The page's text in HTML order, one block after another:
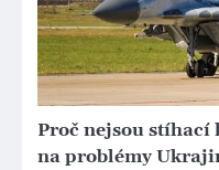
Proč nejsou stíhací
na problémy